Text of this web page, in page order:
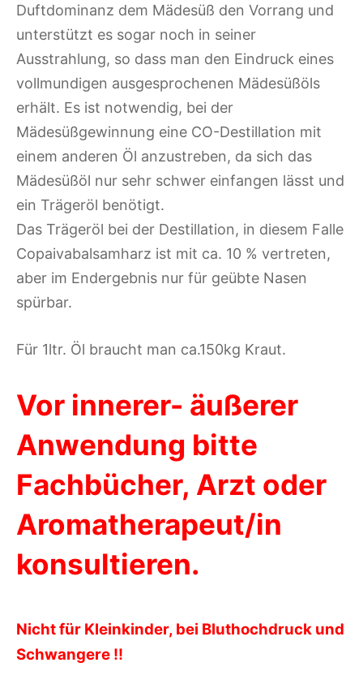
Duftdominanz dem Mädesüß den Vorrang und
unterstützt es sogar noch in seiner
Ausstrahlung, so dass man den Eindruck eines
vollmundigen ausgesprochenen Mädesüßöls
erhält. Es ist notwendig, bei der
Mädesüßgewinnung eine CO-Destillation mit
einem anderen Öl anzustreben, da sich das
Mädesüßöl nur sehr schwer einfangen lässt und
ein Trägeröl benötigt.
Das Trägeröl bei der Destillation, in diesem Falle
Copaivabalsamharz ist mit ca. 10 % vertreten,
aber im Endergebnis nur für geübte Nasen
spürbar.
Für 1ltr. Öl braucht man ca.150kg Kraut.
Vor innerer- äußerer
Anwendung bitte
Fachbücher, Arzt oder
Aromatherapeut/in
konsultieren.
Nicht für Kleinkinder, bei Bluthochdruck und
Schwangere !!